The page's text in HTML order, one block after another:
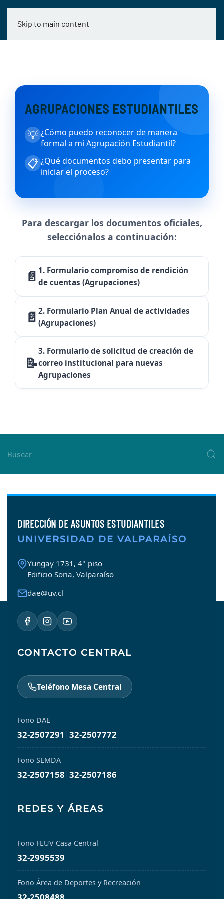
Skip to main content
AGRUPACIONES ESTUDIANTILES
💡 ¿Cómo puedo reconocer de manera
formal a mi Agrupación Estudiantil?
📋 ¿Qué documentos debo presentar para
iniciar el proceso?
Para descargar los documentos oficiales,
selecciónalos a continuación:
📄 1. Formulario compromiso de rendición
de cuentas (Agrupaciones)
📄 2. Formulario Plan Anual de actividades
(Agrupaciones)
📝
3. Formulario de solicitud de creación de
correo institucional para nuevas
Agrupaciones
DIRECCIÓN DE ASUNTOS ESTUDIANTILES
UNIVERSIDAD DE VALPARAÍSO
Yungay 1731, 4° piso
Edificio Soria, Valparaíso
dae@uv.cl
CONTACTO CENTRAL
Teléfono Mesa Central
Fono DAE
32-2507291 |32-2507772
Fono SEMDA
32-2507158 |32-2507186
REDES Y ÁREAS
Fono FEUV Casa Central
32-2995539
Fono Área de Deportes y Recreación